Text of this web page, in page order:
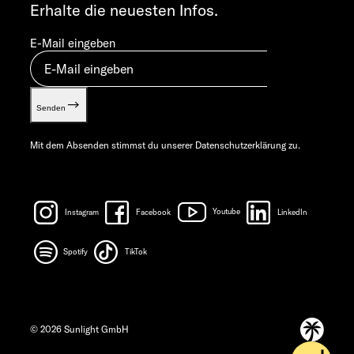
Let’s play!
Erhalte die neuesten Infos.
E-Mail eingeben
Senden
Mit dem Absenden stimmst du unserer Datenschutzerklärung zu.
Instagram Facebook Youtube LinkedIn
Spotify TikTok
© 2026 Sunlight GmbH